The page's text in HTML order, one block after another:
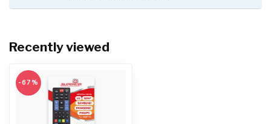
Recently viewed
-67%